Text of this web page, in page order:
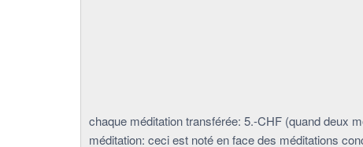
chaque méditation transférée: 5.-CHF (quand deux
méditation: ceci est noté en face des méditations